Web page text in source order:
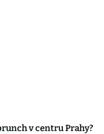
v centru Prahy?